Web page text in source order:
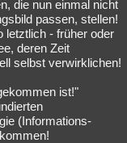
die nun einmal nicht
passen, stellen!
letztlich - früher oder
deren Zeit
selbst verwirklichen!
ist!"
(Informations-